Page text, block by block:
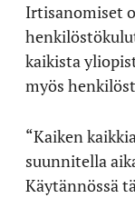
Irtisanomiset
kaikista
myös
“Kaiken
suunnitella
Käytännössä